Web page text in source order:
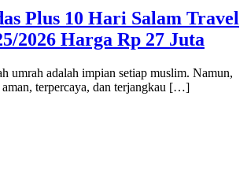
Plus 10 Hari Salam Travel
2026 Harga Rp 27 Juta
umrah adalah impian setiap muslim. Namun,
terpercaya, dan terjangkau […]